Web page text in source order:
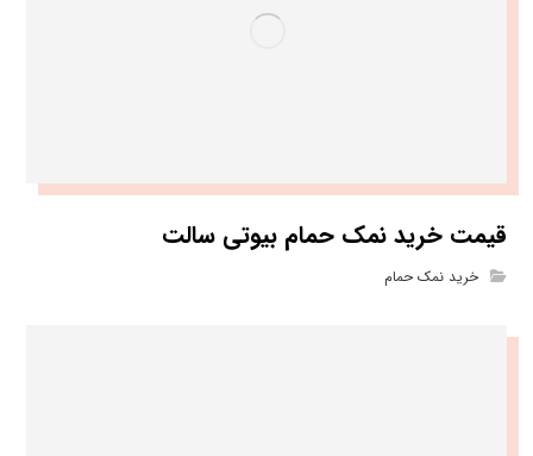
قیمت خرید نمک حمام بیوتی سالت
خرید نمک حمام